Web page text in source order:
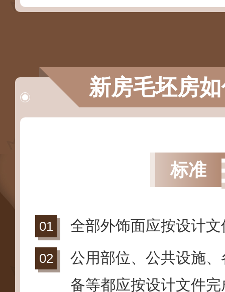
新房毛坯房
标准
全部外饰面应按设计
公用部位、公共设施
备等都应按设计文件